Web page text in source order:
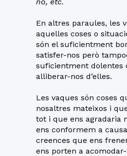
En altres paraules, les
aquelles coses o
són el suficientment
satisfer-nos però
suficientment dolentes
alliberar-nos d’elles.
Les vaques són coses
nosaltres mateixos i
tot i que ens agradaria
ens conformem a
creences que ens
ens porten a